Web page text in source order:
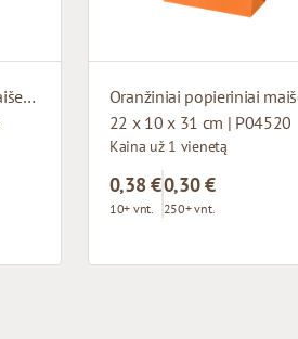
Oranžiniai popieriniai maišeliai su susuktomis rankenomis
22 x 10 x 31 cm | P04520
Kaina už 1 vienetą
0,38 €
10+ vnt.
0,30 €
250+ vnt.